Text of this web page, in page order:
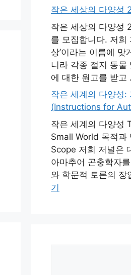
작은 세상의 다양성
작은 세상의 다양성
를 모집합니다. 저희
상’이라는 이름에 맞
니라 각종 절지 동물
에 대한 원고를 받고
작은 세계의 다양성:
(Instructions for
작은 세계의 다양성
Small World 목적과
Scope 저희 저널은
아마추어 곤충학자
와 학문적 토론의 장
기